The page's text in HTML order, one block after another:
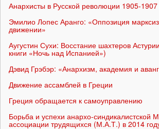
Анархисты в Русской революции 1905-1907
Эмилио Лопес Аранго: «Оппозиция
движении»
Аугустин Сухи: Восстание шахтеров
книги «Ночь над Испанией»)
Дэвид Грэбэр: «Анархизм, академия и
Движение ассамблей в Греции
Греция обращается к самоуправлению
Борьба и успехи анархо-синдикалистской
ассоциации трудящихся (М.А.Т.) в 2014